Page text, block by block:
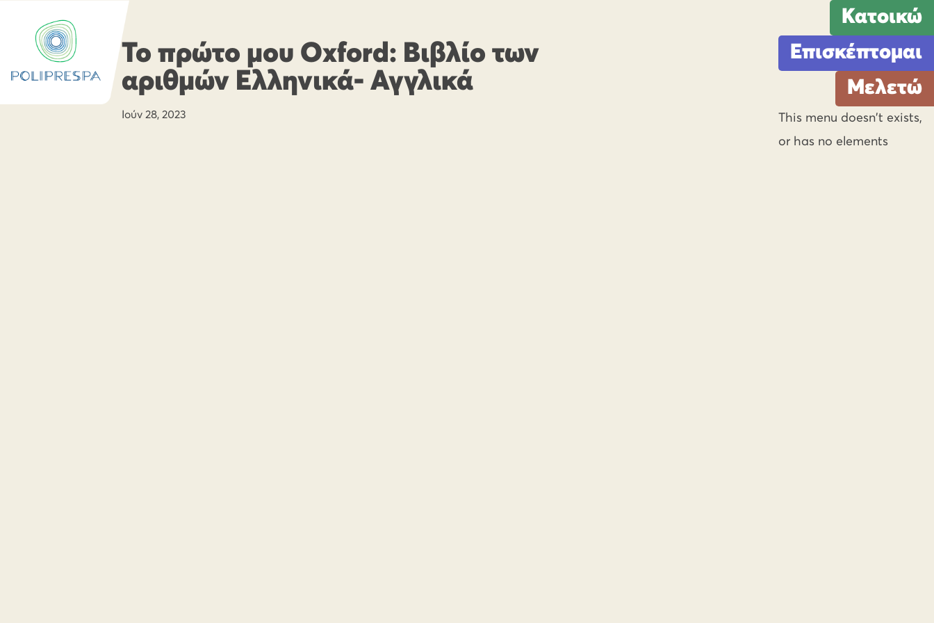
Κατοικώ
Επισκέπτομαι
Μελετώ
This menu doesn't exists,
or has no elements
Το πρώτο μου Oxford: Βιβλίο των
αριθμών Ελληνικά- Αγγλικά
Ιούν 28, 2023